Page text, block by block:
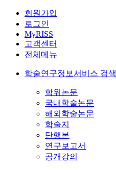
회원가입
로그인
MyRISS
고객센터
전체메뉴
학술연구정보서비스 검색
학위논문
국내학술논문
해외학술논문
학술지
단행본
연구보고서
공개강의